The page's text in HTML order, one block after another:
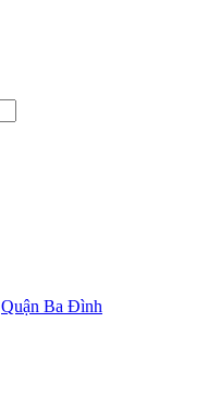
Quận Ba Đình